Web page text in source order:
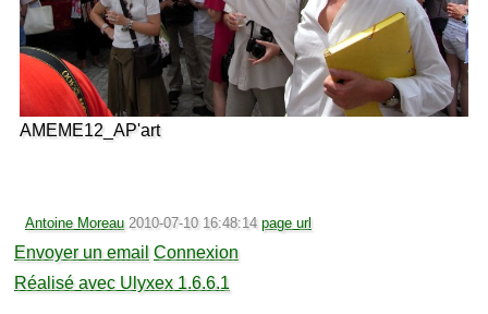
AMEME12_AP'art
Antoine Moreau 2010-07-10 16:48:14 page url
Envoyer un email Connexion
Réalisé avec Ulyxex 1.6.6.1